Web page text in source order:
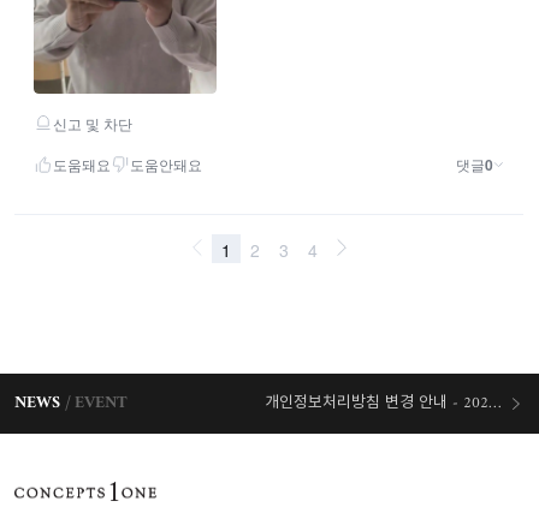
NEWS EVENT 개인정보처리방침 변경 안내 - 2026/07/30 시행